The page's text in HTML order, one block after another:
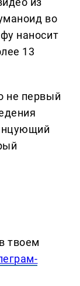
во
наносит
13
не первый
твоем